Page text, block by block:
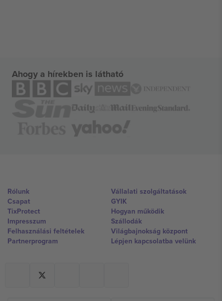
Ahogy a hírekben is látható
Rólunk
Csapat
TixProtect
Impresszum
Felhasználási feltételek
Partnerprogram
Vállalati szolgáltatások
GYIK
Hogyan működik
Szállodák
Világbajnokság központ
Lépjen kapcsolatba velünk